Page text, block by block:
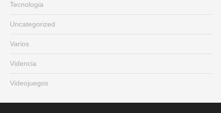
Tecnologia
Uncategorized
Varios
Videncia
Videojuegos